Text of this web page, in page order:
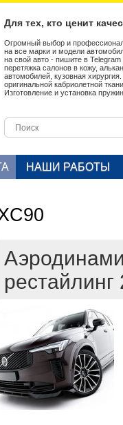
Для тех, кто ценит
Огромный выбор и
на все марки и модели
на свой авто - пишите в
перетяжка салонов в кожу,
автомобилей, кузовная
оригинальной кабриолетной
Изготовление и установка
НАШИ РАБОТЫ
рестайлинг